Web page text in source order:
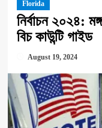
Florida
নির্বাচন ২০২৪:
বিচ কাউন্টি গাইড
August 19, 2024